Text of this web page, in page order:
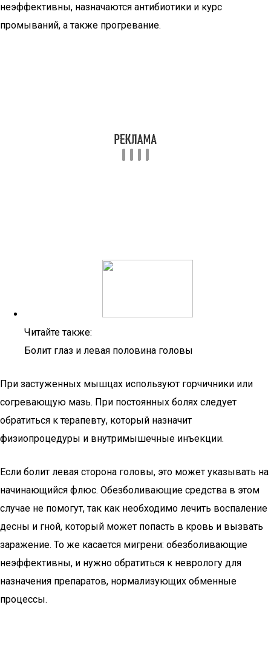
неэффективны, назначаются антибиотики и курс
промываний, а также прогревание.
Читайте также:
Болит глаз и левая половина головы
При застуженных мышцах используют горчичники или
согревающую мазь. При постоянных болях следует
обратиться к терапевту, который назначит
физиопроцедуры и внутримышечные инъекции.
Если болит левая сторона головы, это может указывать на
начинающийся флюс. Обезболивающие средства в этом
случае не помогут, так как необходимо лечить воспаление
десны и гной, который может попасть в кровь и вызвать
заражение. То же касается мигрени: обезболивающие
неэффективны, и нужно обратиться к неврологу для
назначения препаратов, нормализующих обменные
процессы.